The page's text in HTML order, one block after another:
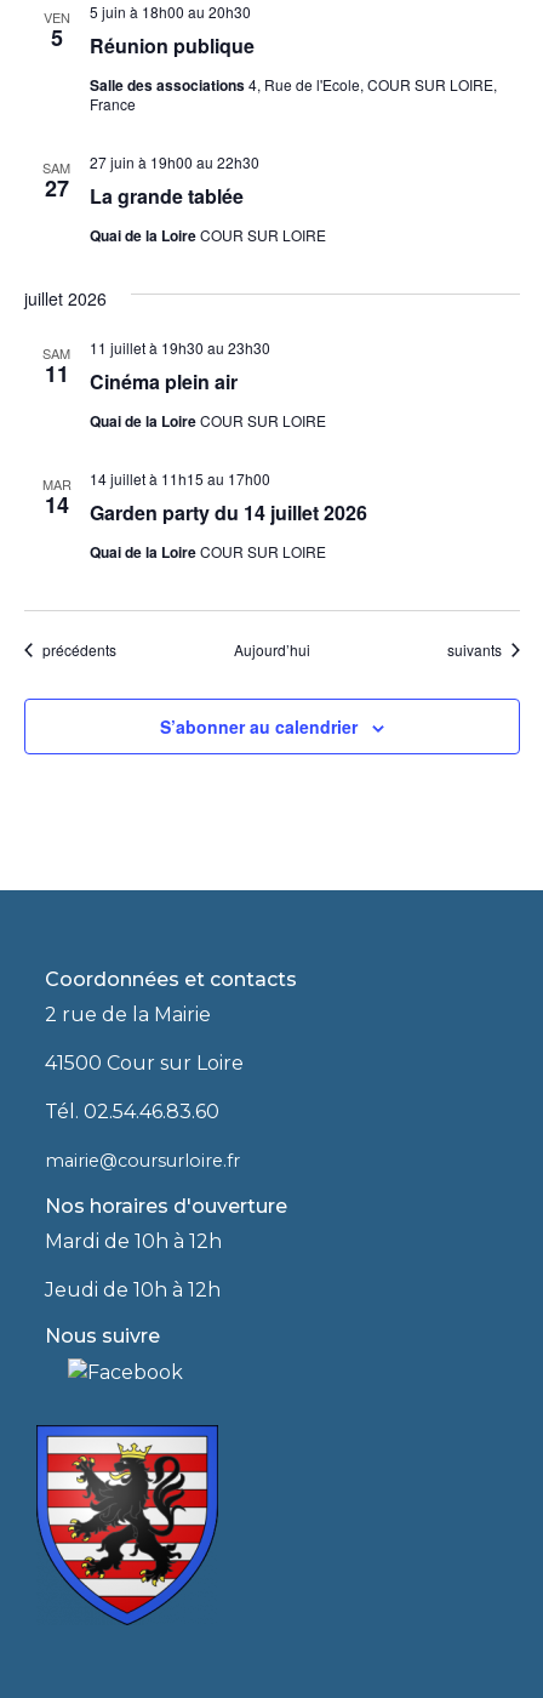
VEN
5 Réunion publique
5 juin à 18h00 au 20h30
Salle des associations4, Rue de l'Ecole, COUR SUR LOIRE,
France
SAM
27 La grande tablée
27 juin à 19h00 au 22h30
Quai de la LoireCOUR SUR LOIRE
juillet 2026
SAM
11 Cinéma plein air
11 juillet à 19h30 au 23h30
Quai de la LoireCOUR SUR LOIRE
MAR
14 Garden party du 14 juillet 2026
14 juillet à 11h15 au 17h00
Quai de la LoireCOUR SUR LOIRE
Évènements
précédents Aujourd’hui Évènements
suivants
S’abonner au calendrier
Coordonnées et contacts
2 rue de la Mairie
41500 Cour sur Loire
Tél. 02.54.46.83.60
mairie@coursurloire.fr
Nos horaires d'ouverture
Mardi de 10h à 12h
Jeudi de 10h à 12h
Nous suivre